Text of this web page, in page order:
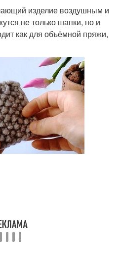
изделие воздушным и
не только шапки, но и
как для объёмной пряжи,